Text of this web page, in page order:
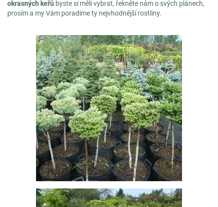
okrasných keřů byste si měli vybrat, řekněte nám o svých plánech,
prosím a my Vám poradíme ty nejvhodnější rostliny.